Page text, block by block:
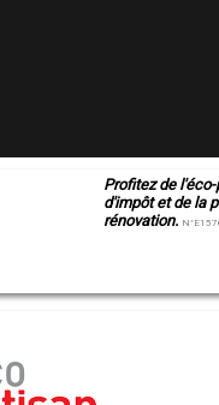
Profitez de
d'impôt et de la
rénovation.